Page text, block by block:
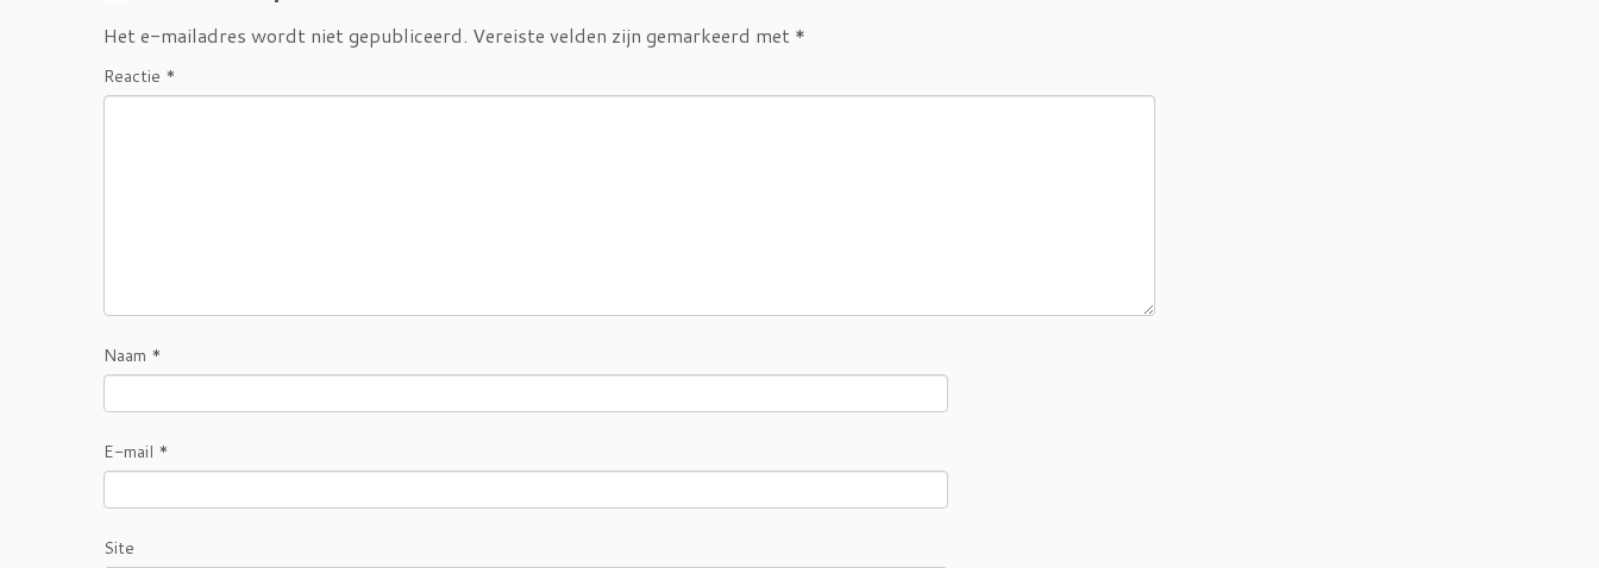
Het e-mailadres wordt niet gepubliceerd. Vereiste velden zijn gemarkeerd met *
Reactie *
Naam *
E-mail *
Site